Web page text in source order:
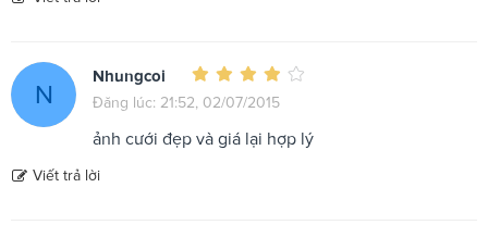
N
Nhungcoi
Đăng lúc: 21:52, 02/07/2015
ảnh cưới đẹp và giá lại hợp lý
Viết trả lời